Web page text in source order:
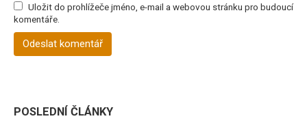
Uložit do prohlížeče jméno, e-mail a webovou stránku pro budoucí
komentáře.
POSLEDNÍ ČLÁNKY